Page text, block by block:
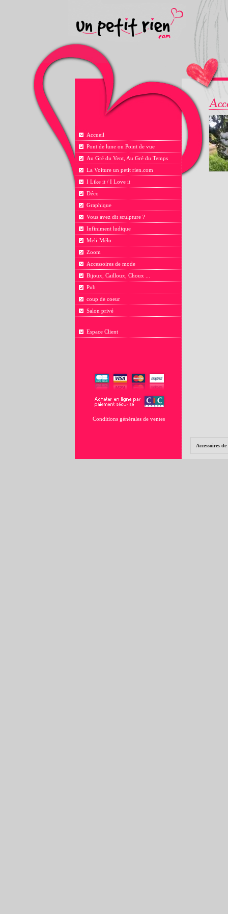
Accueil
Pont de lune ou Point de vue
Au Gré du Vent, Au Gré du Temps
La Voiture un petit rien.com
I Like it / I Love it
Déco
Graphique
Vous avez dit sculpture ?
Infiniment ludique
Meli-Mélo
Zoom
Accessoires de mode
Bijoux, Cailloux, Choux ...
Pub
coup de coeur
Salon privé
Espace Client
Conditions générales de ventes
Accessoires